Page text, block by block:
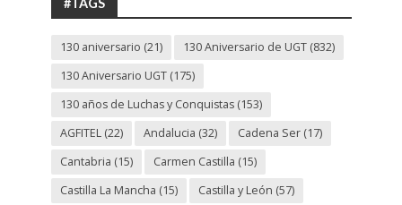
#TAGS
130 aniversario (21) 130 Aniversario de UGT(832)
130 Aniversario UGT(175)
130 años de Luchas y Conquistas(153)
AGFITEL(22) Andalucia (32) Cadena Ser(17)
Cantabria (15) Carmen Castilla (15)
Castilla La Mancha (15) Castilla y León (57)